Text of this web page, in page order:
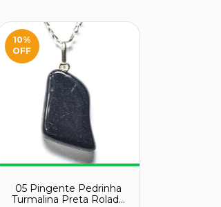
10%
OFF
05 Pingente Pedrinha
Turmalina Preta Rolado